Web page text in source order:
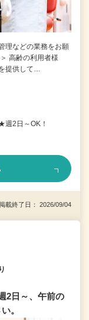
理などの業務をお願
高齢の利用者様
提供して…
2日～OK！
終了日： 2026/09/04
2日～、午前の
。